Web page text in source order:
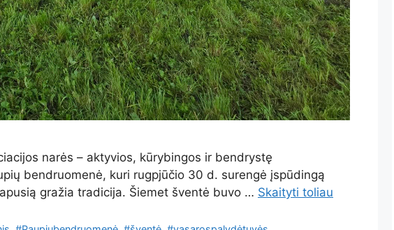
narės – aktyvios, kūrybingos ir bendrystę
bendruomenė, kuri rugpjūčio 30 d. surengė įspūdingą
gražia tradicija. Šiemet šventė buvo … Skaityti toliau